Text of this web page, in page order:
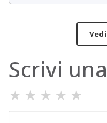
Scrivi
★ ★ ★ ★ ★